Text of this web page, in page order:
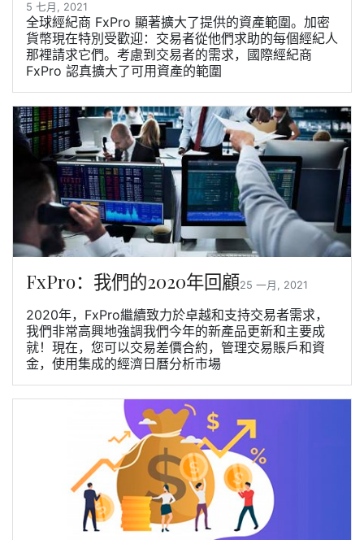
5 七月, 2021
全球經紀商 FxPro 顯著擴大了提供的資產範圍。加密
貨幣現在特別受歡迎：交易者從他們求助的每個經紀人
那裡請求它們。考慮到交易者的需求，國際經紀商
FxPro 認真擴大了可用資產的範圍
FxPro：我們的2020年回顧25 一月, 2021
2020年，FxPro繼續致力於卓越和支持交易者需求，
我們非常高興地強調我們今年的新產品更新和主要成
就！現在，您可以交易差價合約，管理交易賬戶和資
金，使用集成的經濟日曆分析市場